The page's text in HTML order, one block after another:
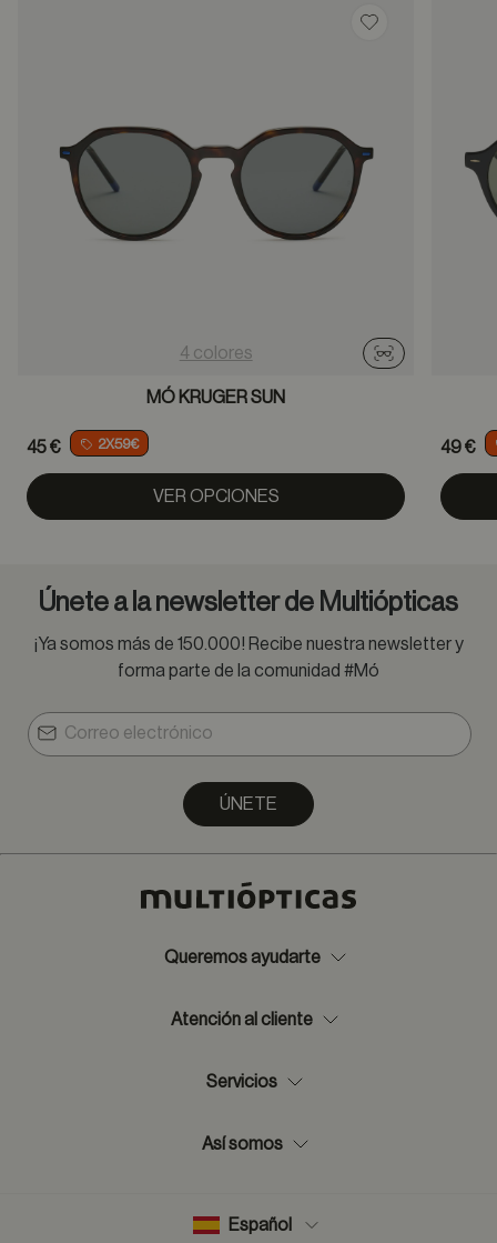
Guardar en
4 colores
Probador
MÓ KRUGER SUN
45 € 2X59€
VER OPCIONES
49 €
Únete a la newsletter de Multiópticas
¡Ya somos más de 150.000! Recibe nuestra newsletter y
forma parte de la comunidad #Mó
ÚNETE
Queremos ayudarte
Atención al cliente
Servicios
Así somos
Español